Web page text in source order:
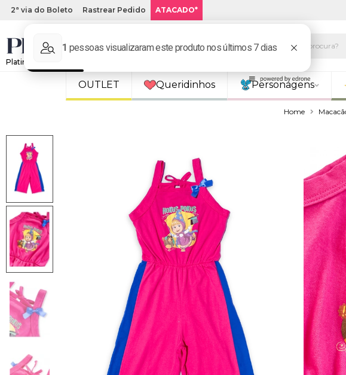
2ª via do Boleto Rastrear Pedido ATACADO*
Platinum Kids: Loja de roupa infantil online.
OUTLET Queridinhos Personagens
Home